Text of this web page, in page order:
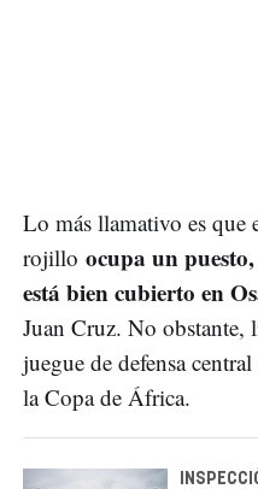
Lo más llamativo es que
rojillo ocupa un
está bien cubierto en
Juan Cruz. No obstante,
juegue de defensa
la Copa de África.